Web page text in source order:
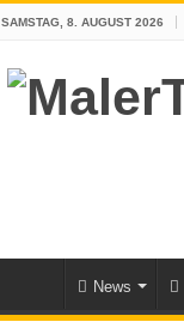
SAMSTAG, 8. AUGUST 2026
News